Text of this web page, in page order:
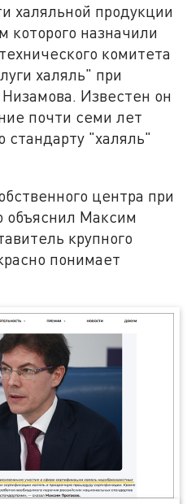
халяльной продукции
которого назначили
комитета
халяль" при
Известен он
почти семи лет
стандарту "халяль"
центра при
объяснил Максим
крупного
понимает